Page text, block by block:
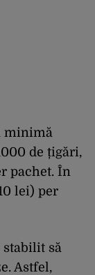
minimă
de țigări,
pachet. În
lei) per
stabilit să
Astfel,